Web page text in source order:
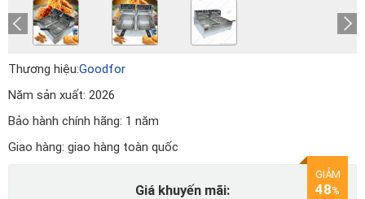
Thương hiệu:Goodfor
Năm sản xuất: 2026
Bảo hành chính hãng: 1 năm
Giao hàng: giao hàng toàn quốc
Giá khuyến mãi:
GIẢM
48%